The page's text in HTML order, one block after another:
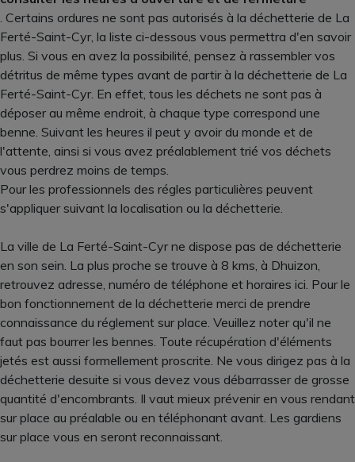
. Certains ordures ne sont pas autorisés à la déchetterie de La
Ferté-Saint-Cyr, la liste ci-dessous vous permettra d'en savoir
plus. Si vous en avez la possibilité, pensez à rassembler vos
détritus de même types avant de partir à la déchetterie de La
Ferté-Saint-Cyr. En effet, tous les déchets ne sont pas à
déposer au même endroit, à chaque type correspond une
benne. Suivant les heures il peut y avoir du monde et de
l'attente, ainsi si vous avez préalablement trié vos déchets
vous perdrez moins de temps.
Pour les professionnels des régles particulières peuvent
s'appliquer suivant la localisation ou la déchetterie.
La ville de La Ferté-Saint-Cyr ne dispose pas de déchetterie
en son sein. La plus proche se trouve à 8 kms, à Dhuizon,
retrouvez adresse, numéro de téléphone et horaires ici. Pour le
bon fonctionnement de la déchetterie merci de prendre
connaissance du réglement sur place. Veuillez noter qu'il ne
faut pas bourrer les bennes. Toute récupération d'éléments
jetés est aussi formellement proscrite. Ne vous dirigez pas à la
déchetterie desuite si vous devez vous débarrasser de grosse
quantité d'encombrants. Il vaut mieux prévenir en vous rendant
sur place au préalable ou en téléphonant avant. Les gardiens
sur place vous en seront reconnaissant.